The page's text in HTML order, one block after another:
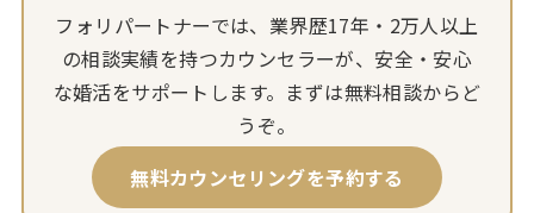
フォリパートナーでは、業界歴17年・2万人以上
の相談実績を持つカウンセラーが、安全・安心
な婚活をサポートします。まずは無料相談からど
うぞ。
無料カウンセリングを予約する